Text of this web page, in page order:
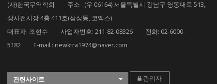
(사)한국무역학회 주소 : (우 06164) 서울특별시 강남구 영동대로 513,
상사전시장 4층 411호(삼성동, 코엑스)
대표자: 조현수 사업자번호: 211-82-08326 전화: 02-6000-
5182 E-mail : newktra1974@naver.com
관련사이트 관리자